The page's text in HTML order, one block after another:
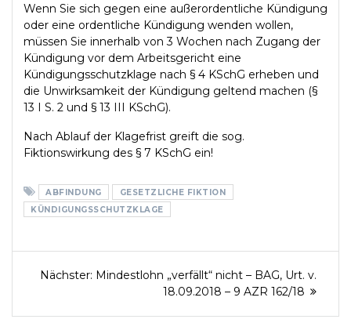
Wenn Sie sich gegen eine außerordentliche Kündigung
oder eine ordentliche Kündigung wenden wollen,
müssen Sie innerhalb von 3 Wochen nach Zugang der
Kündigung vor dem Arbeitsgericht eine
Kündigungsschutzklage nach § 4 KSchG erheben und
die Unwirksamkeit der Kündigung geltend machen (§
13 I S. 2 und § 13 III KSchG).
Nach Ablauf der Klagefrist greift die sog.
Fiktionswirkung des § 7 KSchG ein!
ABFINDUNG
GESETZLICHE FIKTION
KÜNDIGUNGSSCHUTZKLAGE
Nächster: Nächster
Mindestlohn „verfällt“ nicht – BAG, Urt. v.
18.09.2018 – 9 AZR 162/18